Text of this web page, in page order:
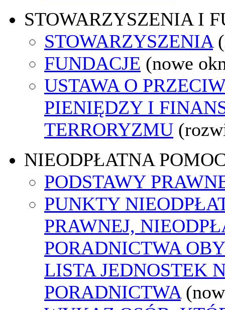
STOWARZYSZENIA I
STOWARZYSZENIA
FUNDACJE (nowe
USTAWA O
PIENIĘDZY I
TERRORYZMU
NIEODPŁATNA
PODSTAWY
PUNKTY
PRAWNEJ,
PORADNICTWA
LISTA JEDNOSTEK
PORADNICTWA